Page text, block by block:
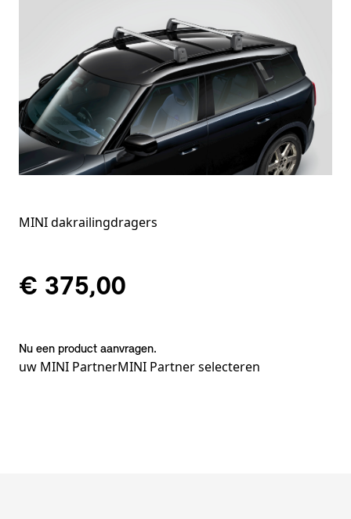
MINI dakrailingdragers
€ 375,00
Nu een product aanvragen.
uw MINI PartnerMINI Partner selecteren